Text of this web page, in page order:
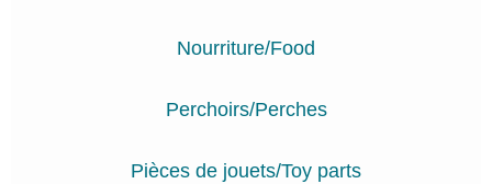
Nourriture/Food
Perchoirs/Perches
Pièces de jouets/Toy parts